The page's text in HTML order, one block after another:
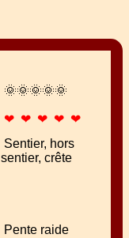
🌞🌞🌞🌞🌞
❤ ❤ ❤ ❤ ❤
Sentier, hors
sentier, crête
Pente raide